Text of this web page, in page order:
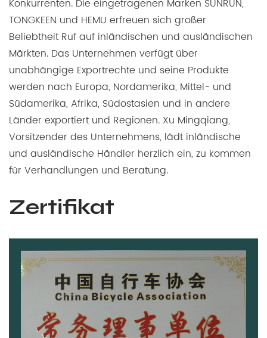
Konkurrenten. Die eingetragenen Marken SUNRUN,
TONGKEEN und HEMU erfreuen sich großer
Beliebtheit Ruf auf inländischen und ausländischen
Märkten. Das Unternehmen verfügt über
unabhängige Exportrechte und seine Produkte
werden nach Europa, Nordamerika, Mittel- und
Südamerika, Afrika, Südostasien und in andere
Länder exportiert und Regionen. Xu Mingqiang,
Vorsitzender des Unternehmens, lädt inländische
und ausländische Händler herzlich ein, zu kommen
für Verhandlungen und Beratung.
Zertifikat